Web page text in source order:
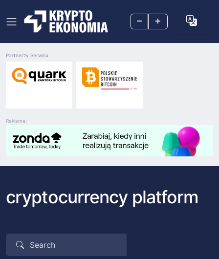
– +
Reklama:
Partnerzy Serwisu:
cryptocurrency platform